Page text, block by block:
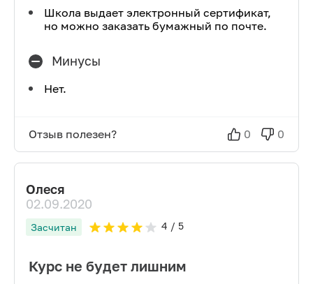
Школа выдает электронный сертификат,
но можно заказать бумажный по почте.
Минусы
Нет.
Отзыв полезен? 0 0
Олеся
02.09.2020
Засчитан 4 / 5
Курс не будет лишним